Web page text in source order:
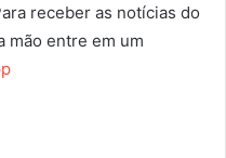
receber as notícias do
mão entre em um